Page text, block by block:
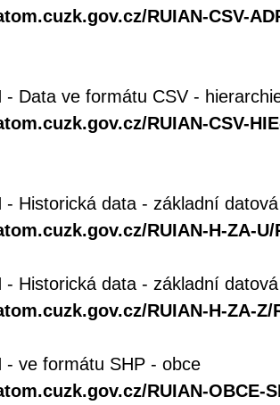
RUIAN-CSV-
- Data ve formátu CSV -
RUIAN-CSV-
- Historická data - základní
RUIAN-H-ZA-U/
- Historická data - základní
RUIAN-H-ZA-Z/
- ve formátu SHP - obce
RUIAN-OBCE-